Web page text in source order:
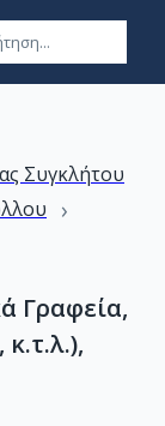
Συγκλήτου
›
Γραφεία,
κ.τ.λ.),